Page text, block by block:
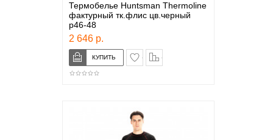
Термобелье Huntsman Thermoline
фактурный тк.флис цв.черный
р46-48
2 646 р.
в закладки